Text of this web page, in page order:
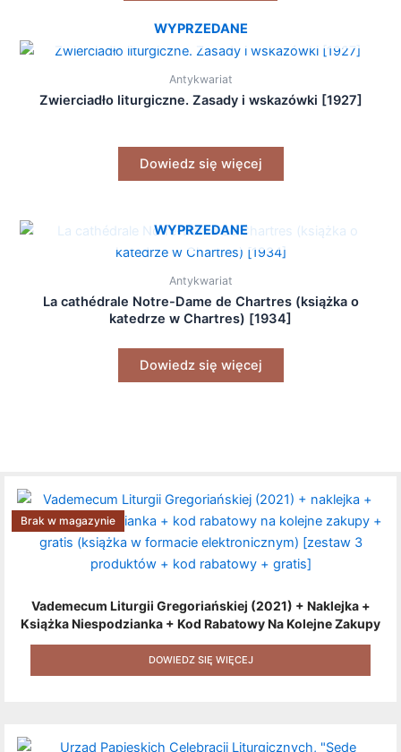
WYPRZEDANE
Antykwariat
Zwierciadło liturgiczne. Zasady i wskazówki [1927]
Dowiedz się więcej
WYPRZEDANE
Antykwariat
La cathédrale Notre-Dame de Chartres (książka o
katedrze w Chartres) [1934]
Dowiedz się więcej
Vademecum Liturgii Gregoriańskiej (2021) + Naklejka +
Książka Niespodzianka + Kod Rabatowy Na Kolejne Zakupy
+ Gratis (książka W Formacie Elektronicznym) [zestaw 3
Produktów + Kod Rabatowy + Gratis]
Brak w magazynie
DOWIEDZ SIĘ WIĘCEJ